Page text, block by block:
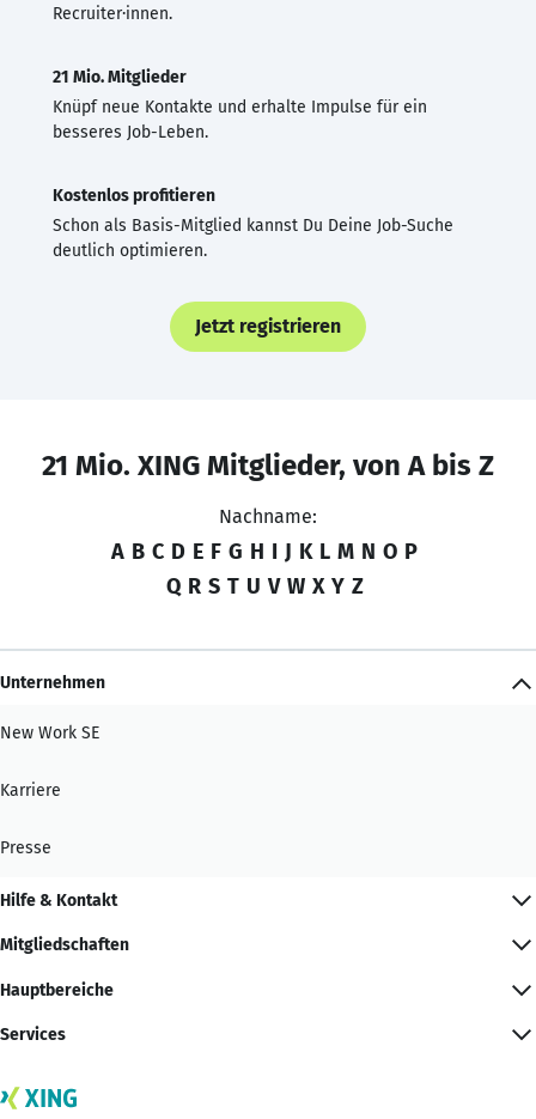
Recruiter·innen.
21 Mio. Mitglieder
Knüpf neue Kontakte und erhalte Impulse für ein
besseres Job-Leben.
Kostenlos profitieren
Schon als Basis-Mitglied kannst Du Deine Job-Suche
deutlich optimieren.
Jetzt registrieren
21 Mio. XING Mitglieder, von A bis Z
Nachname:
A B C D E F G H I J K L M N O P
Q R S T U V W X Y Z
Unternehmen
New Work SE
Karriere
Presse
Hilfe & Kontakt
Mitgliedschaften
Hauptbereiche
Services